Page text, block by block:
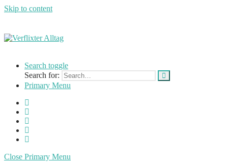
Skip to content
Alltag
einer
Mutter
Lehrerin
Search toggle
Search for:
Primary Menu
Close Primary Menu